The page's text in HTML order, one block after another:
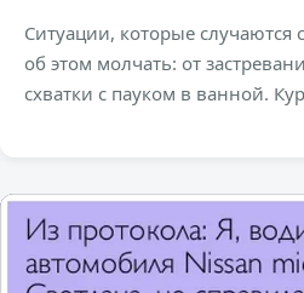
Ситуации, которые
об этом молчать: от
схватки с пауком в ванной.